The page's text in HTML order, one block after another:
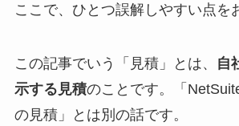
ここで、ひとつ誤解しやすい点を
この記事でいう「見積」とは、
自
示する見積のことです。「
の見積」とは別の話です。